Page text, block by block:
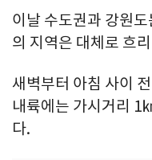
이날 수도권과 강원
의 지역은 대체로 흐
새벽부터 아침 사이
내륙에는 가시거리 1
다.